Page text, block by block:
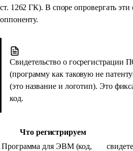
ст. 1262 ГК). В споре опровергать эти
оппоненту.
Свидетельство о госрегистрации
(программу как таковую не
(это название и логотип). Это
код.
Что регистрируем
Программа для ЭВМ (код,